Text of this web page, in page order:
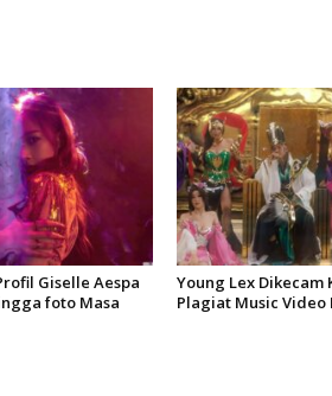
Giselle Aespa
foto Masa
Young Lex Dikecam
Plagiat Music Video